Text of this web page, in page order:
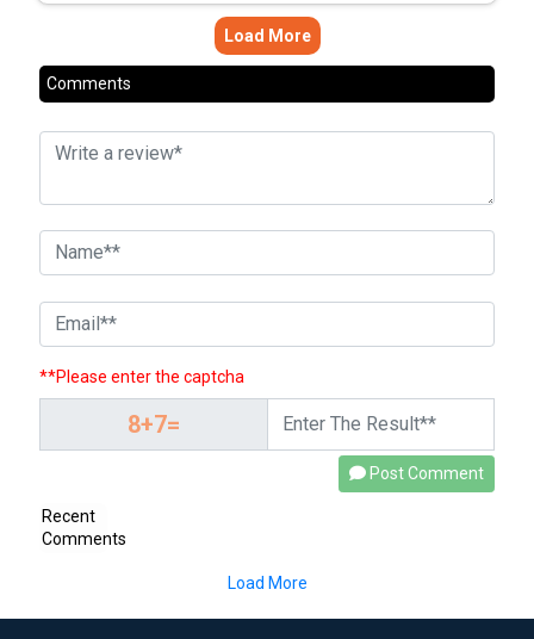
Load More
Comments
**Please enter the captcha
Post Comment
Recent
Comments
Load More